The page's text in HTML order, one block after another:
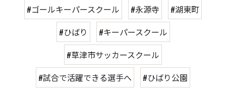
#ゴールキーパースクール
#永源寺
#湖東町
#ひばり
#キーパースクール
#草津市サッカースクール
#試合で活躍できる選手へ
#ひばり公園